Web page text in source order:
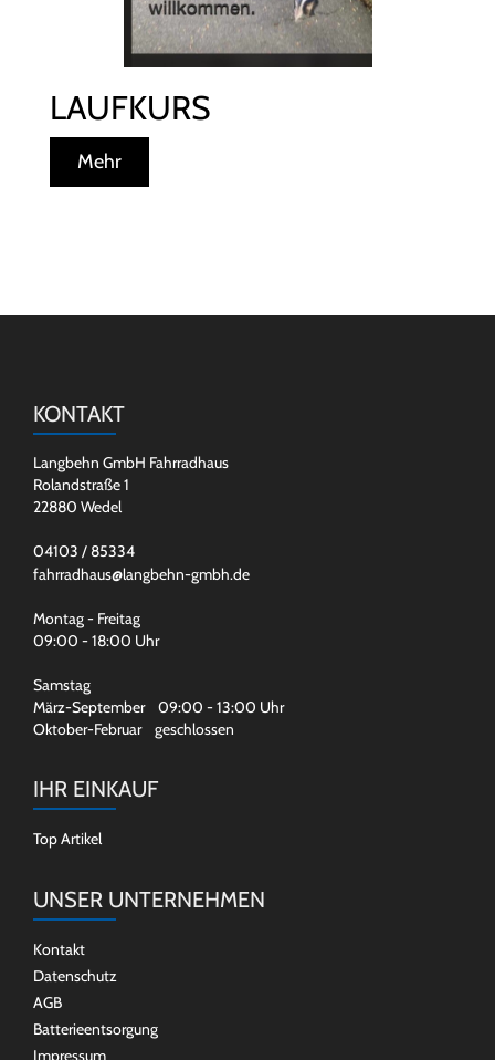
LAUFKURS
Mehr
KONTAKT
Langbehn GmbH Fahrradhaus
Rolandstraße 1
22880 Wedel
04103 / 85334
fahrradhaus@langbehn-gmbh.de
Montag - Freitag
09:00 - 18:00 Uhr
Samstag
März-September 09:00 - 13:00 Uhr
Oktober-Februar geschlossen
IHR EINKAUF
Top Artikel
UNSER UNTERNEHMEN
Kontakt
Datenschutz
AGB
Batterieentsorgung
Impressum